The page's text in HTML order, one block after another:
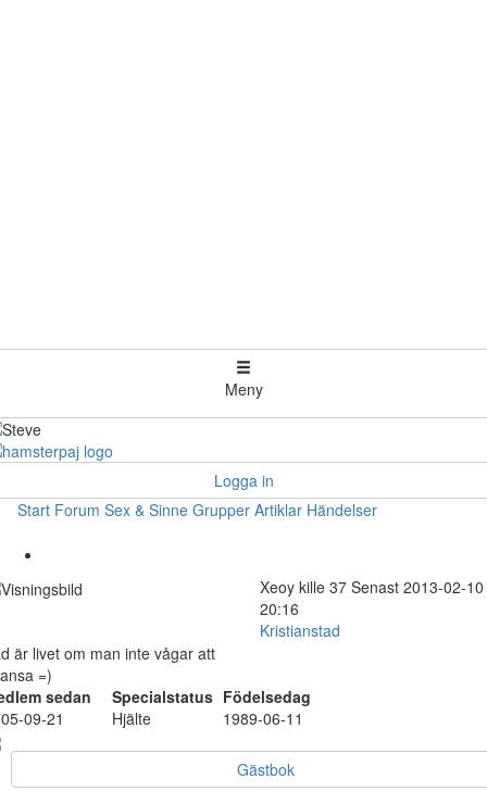
Meny
Logga in
Start Forum Sex & Sinne Grupper Artiklar Händelser
Xeoy kille 37 Senast 2013-02-10
20:16
Kristianstad
är livet om man inte vågar att
=)
sedan
Specialstatus Födelsedag
09-21
Hjälte 1989-06-11
Gästbok